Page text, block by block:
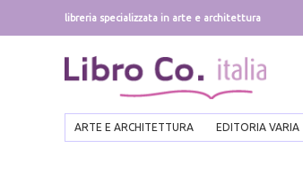
libreria specializzata in arte e architettura
ARTE E ARCHITETTURA EDITORIA VARIA